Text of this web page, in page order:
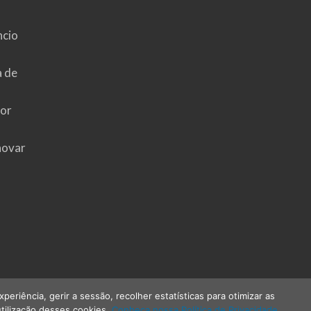
de
gerir a sessão, recolher estatísticas para otimizar as